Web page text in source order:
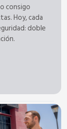
consigo
Hoy, cada
doble